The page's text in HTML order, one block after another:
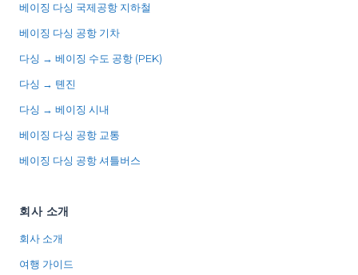
베이징 다싱 국제공항 지하철
베이징 다싱 공항 기차
다싱 → 베이징 수도 공항 (PEK)
다싱 → 톈진
다싱 → 베이징 시내
베이징 다싱 공항 교통
베이징 다싱 공항 셔틀버스
회사 소개
회사 소개
여행 가이드